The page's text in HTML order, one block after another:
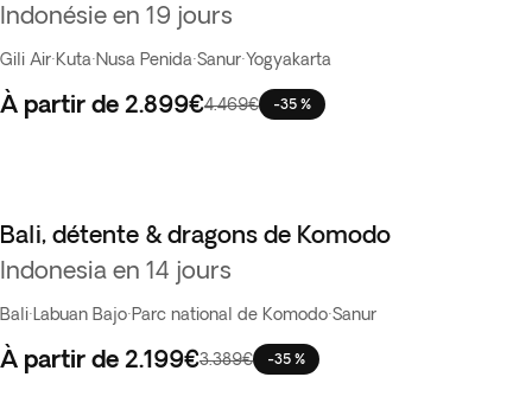
Indonésie en 19 jours
Gili Air·Kuta·Nusa Penida·Sanur·Yogyakarta
À partir de 2.899€4.469€ -35 %
Bali, détente & dragons de Komodo
Indonesia en 14 jours
Bali· Labuan Bajo·Parc national de Komodo·Sanur
À partir de 2.199€3.389€ -35 %